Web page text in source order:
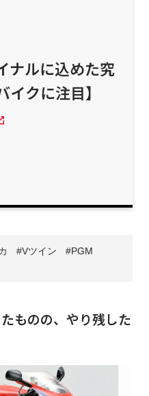
ナルに込めた究
クに注目】
Vツイン
PGM
ものの、やり残した